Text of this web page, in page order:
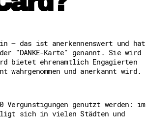
das ist anerkennenswert und hat
"DANKE-Karte" genannt. Sie wird
bietet ehrenamtlich Engagierten
und anerkannt wird.
Vergünstigungen genutzt werden: im
sich in vielen Städten und